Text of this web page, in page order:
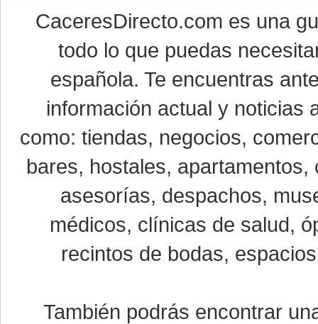
CaceresDirecto.com es una
todo lo que puedas
española. Te encuentras
información actual y noticias
como: tiendas, negocios,
bares, hostales,
asesorías, despachos,
médicos, clínicas de salud,
recintos de bodas,
También podrás encontrar